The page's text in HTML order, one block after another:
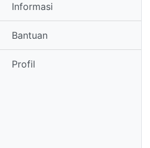
Informasi
Bantuan
Profil